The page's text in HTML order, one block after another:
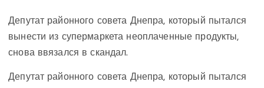
Депутат районного совета Днепра, который пытался
вынести из супермаркета неоплаченные продукты,
снова ввязался в скандал.
Депутат районного совета Днепра, который пытался